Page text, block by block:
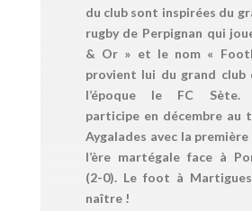
du club sont inspirées du
rugby de Perpignan qui
& Or » et le nom «
provient lui du grand
l’époque le FC Sète.
participe en décembre au
Aygalades avec la
l’ère martégale face à
(2-0). Le foot à
naître !